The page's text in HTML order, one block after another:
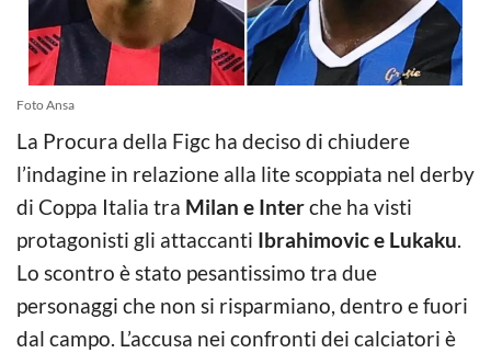
Foto Ansa
La Procura della Figc ha deciso di chiudere
l’indagine in relazione alla lite scoppiata nel derby
di Coppa Italia tra Milan e Interche ha visti
protagonisti gli attaccanti Ibrahimovic e Lukaku.
Lo scontro è stato pesantissimo tra due
personaggi che non si risparmiano, dentro e fuori
dal campo. L’accusa nei confronti dei calciatori è